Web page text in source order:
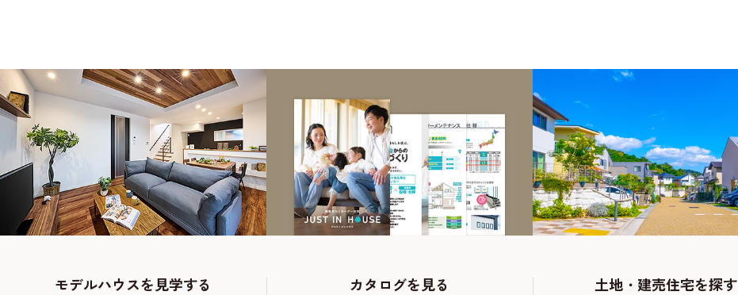
モデルハウスを見学する カタログを見る 土地・建売住宅を探す